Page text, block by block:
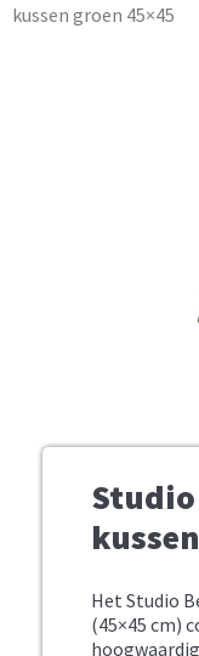
kussen groen 45×45
Het Studio
(45×45 cm)